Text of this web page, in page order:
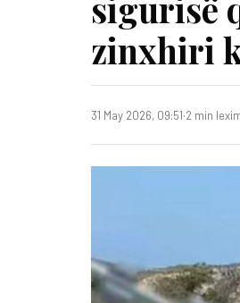
zinxhiri
31 May 2026, 09:51·2 min